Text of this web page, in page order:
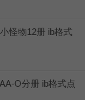
怪物12册 ib格式
O分册 ib格式点